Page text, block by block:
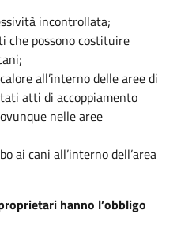
incontrollata;
che possono costituire
all’interno delle aree di
atti di accoppiamento
nelle aree
ai cani all’interno dell’area
hanno l’obbligo